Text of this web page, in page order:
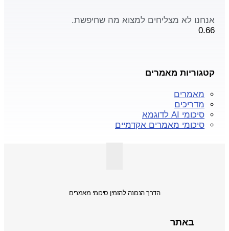
אנחנו לא מצליחים למצוא מה שחיפשת.
קטגוריות מאמרים
מאמרים
מדריכים
סיכומי AI לדוגמא
סיכומי מאמרים אקדמיים
הדרך הנכונה להזמין סיכומי מאמרים
באתר